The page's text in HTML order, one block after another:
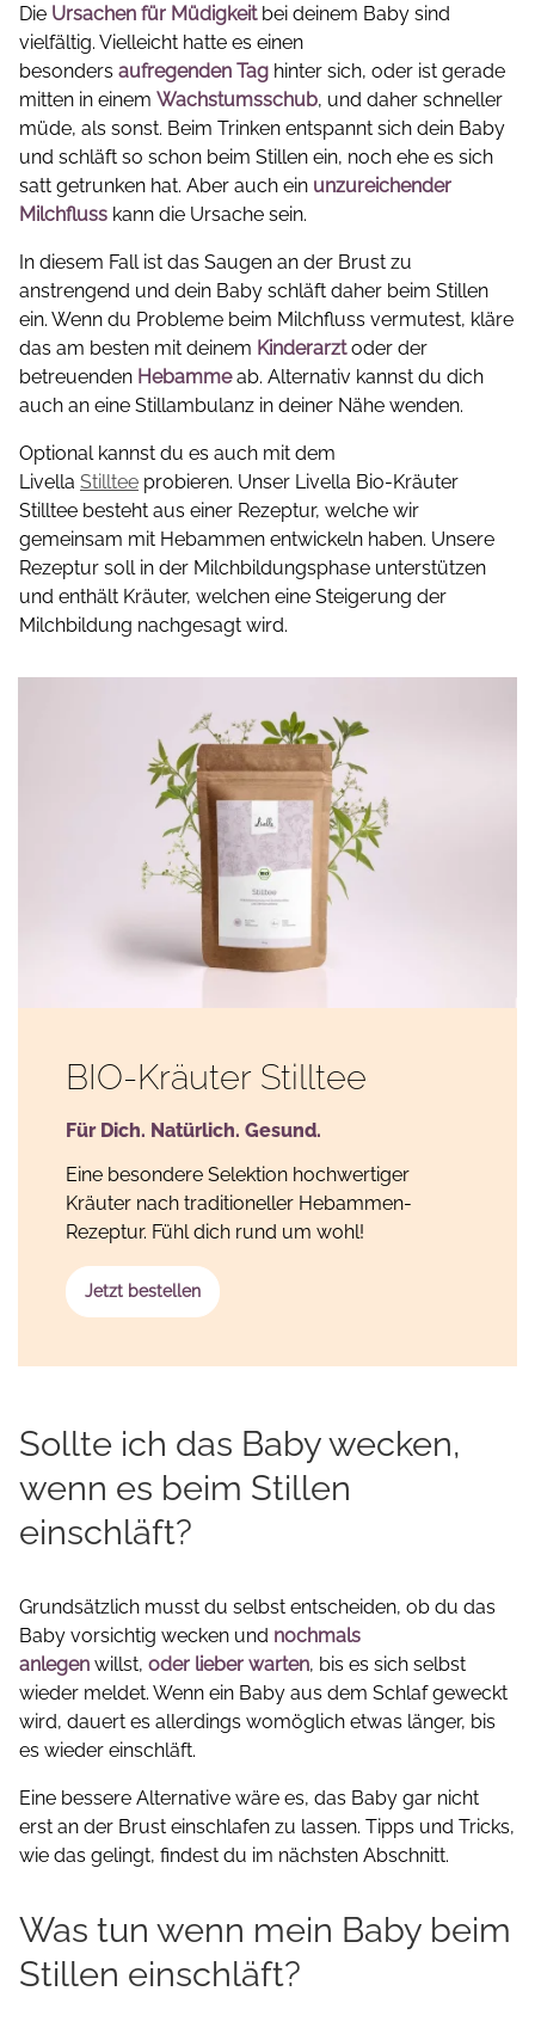
Die Ursachen für Müdigkeitbei deinem Baby sind
vielfältig. Vielleicht hatte es einen
besonders aufregenden Tag hinter sich, oder ist gerade
mitten in einem Wachstumsschub, und daher schneller
müde, als sonst. Beim Trinken entspannt sich dein Baby
und schläft so schon beim Stillen ein, noch ehe es sich
satt getrunken hat. Aber auch ein unzureichender
Milchfluss kann die Ursache sein.
In diesem Fall ist das Saugen an der Brust zu
anstrengend und dein Baby schläft daher beim Stillen
ein. Wenn du Probleme beim Milchfluss vermutest, kläre
das am besten mit deinem Kinderarztoder der
betreuenden Hebammeab. Alternativ kannst du dich
auch an eine Stillambulanz in deiner Nähe wenden.
Optional kannst du es auch mit dem
Livella Stilltee probieren. Unser Livella Bio-Kräuter
Stilltee besteht aus einer Rezeptur, welche wir
gemeinsam mit Hebammen entwickeln haben. Unsere
Rezeptur soll in der Milchbildungsphase unterstützen
und enthält Kräuter, welchen eine Steigerung der
Milchbildung nachgesagt wird.
BIO-Kräuter Stilltee
Für Dich. Natürlich. Gesund.
Eine besondere Selektion hochwertiger
Kräuter nach traditioneller Hebammen-
Rezeptur. Fühl dich rund um wohl!
Jetzt bestellen
Sollte ich das Baby wecken,
wenn es beim Stillen
einschläft?
Grundsätzlich musst du selbst entscheiden, ob du das
Baby vorsichtig wecken und nochmals
anlegen willst, oder lieber warten, bis es sich selbst
wieder meldet. Wenn ein Baby aus dem Schlaf geweckt
wird, dauert es allerdings womöglich etwas länger, bis
es wieder einschläft.
Eine bessere Alternative wäre es, das Baby gar nicht
erst an der Brust einschlafen zu lassen. Tipps und Tricks,
wie das gelingt, findest du im nächsten Abschnitt.
Was tun wenn mein Baby beim
Stillen einschläft?